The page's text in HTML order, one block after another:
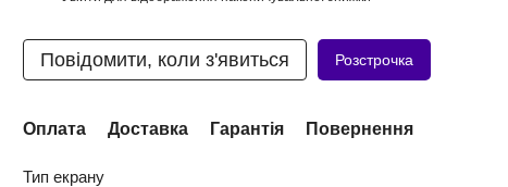
Повідомити, коли з'явиться Розстрочка
Оплата Доставка Гарантія Повернення
Тип екрану